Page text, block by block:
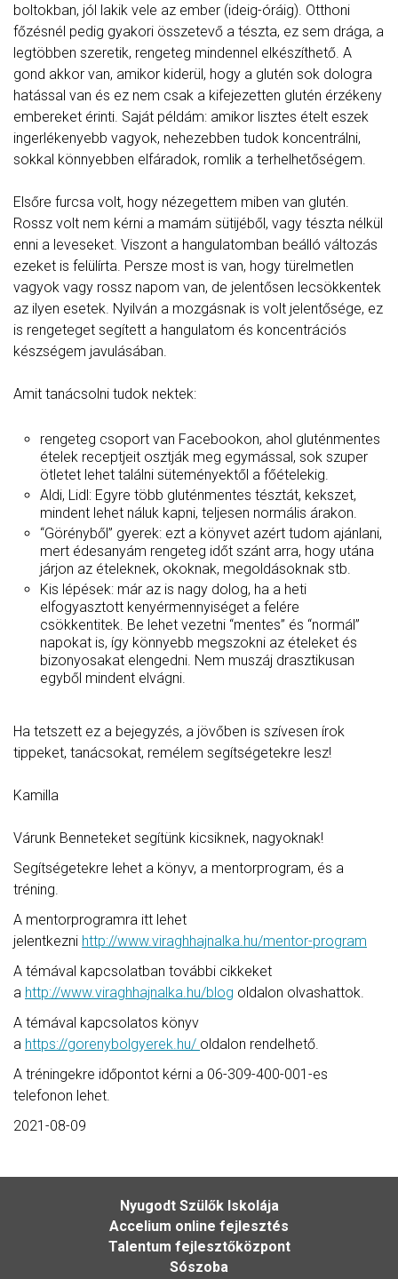
boltokban, jól lakik vele az ember (ideig-óráig). Otthoni
főzésnél pedig gyakori összetevő a tészta, ez sem drága, a
legtöbben szeretik, rengeteg mindennel elkészíthető. A
gond akkor van, amikor kiderül, hogy a glutén sok dologra
hatással van és ez nem csak a kifejezetten glutén érzékeny
embereket érinti. Saját példám: amikor lisztes ételt eszek
ingerlékenyebb vagyok, nehezebben tudok koncentrálni,
sokkal könnyebben elfáradok, romlik a terhelhetőségem.
Elsőre furcsa volt, hogy nézegettem miben van glutén.
Rossz volt nem kérni a mamám sütijéből, vagy tészta nélkül
enni a leveseket. Viszont a hangulatomban beálló változás
ezeket is felülírta. Persze most is van, hogy türelmetlen
vagyok vagy rossz napom van, de jelentősen lecsökkentek
az ilyen esetek. Nyilván a mozgásnak is volt jelentősége, ez
is rengeteget segített a hangulatom és koncentrációs
készségem javulásában.
Amit tanácsolni tudok nektek:
rengeteg csoport van Facebookon, ahol gluténmentes
ételek receptjeit osztják meg egymással, sok szuper
ötletet lehet találni süteményektől a főételekig.
Aldi, Lidl: Egyre több gluténmentes tésztát, kekszet,
mindent lehet náluk kapni, teljesen normális árakon.
“Görényből” gyerek: ezt a könyvet azért tudom ajánlani,
mert édesanyám rengeteg időt szánt arra, hogy utána
járjon az ételeknek, okoknak, megoldásoknak stb.
Kis lépések: már az is nagy dolog, ha a heti
elfogyasztott kenyérmennyiséget a felére
csökkentitek. Be lehet vezetni “mentes” és “normál”
napokat is, így könnyebb megszokni az ételeket és
bizonyosakat elengedni. Nem muszáj drasztikusan
egyből mindent elvágni.
Ha tetszett ez a bejegyzés, a jövőben is szívesen írok
tippeket, tanácsokat, remélem segítségetekre lesz!
Kamilla
Várunk Benneteket segítünk kicsiknek, nagyoknak!
Segítségetekre lehet a könyv, a mentorprogram, és a
tréning.
A mentorprogramra itt lehet
jelentkezni http://www.viraghhajnalka.hu/mentor-program
A témával kapcsolatban további cikkeket
a http://www.viraghhajnalka.hu/blog oldalon olvashattok.
A témával kapcsolatos könyv
a https://gorenybolgyerek.hu/ oldalon rendelhető.
A tréningekre időpontot kérni a 06-309-400-001-es
telefonon lehet.
2021-08-09
Nyugodt Szülők Iskolája
Accelium online fejlesztés
Talentum fejlesztőközpont
Sószoba